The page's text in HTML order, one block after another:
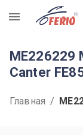
R
ME226229
Canter
Главная /